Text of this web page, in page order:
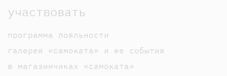
участвовать
программа лояльности
галерея «самоката» и ее события
в магазинчиках «самоката»